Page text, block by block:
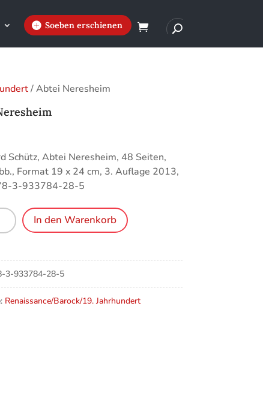
Soeben erschienen
/ Abtei Neresheim
Schütz, Abtei Neresheim, 48 Seiten,
Format 19 x 24 cm, 3. Auflage 2013,
3-933784-28-5
In den Warenkorb
3-933784-28-5
Renaissance/Barock/19. Jahrhundert